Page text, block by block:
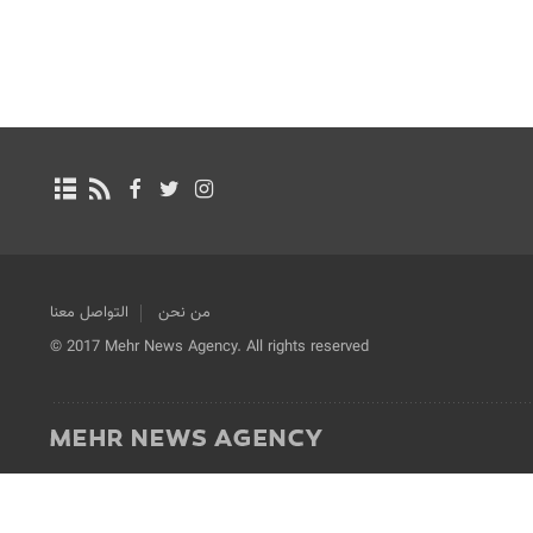
من نحن
التواصل معنا
© 2017 Mehr News Agency. All rights reserved